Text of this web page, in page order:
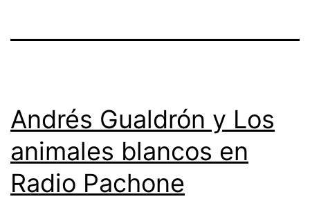
Andrés Gualdrón y Los
animales blancos en
Radio Pachone